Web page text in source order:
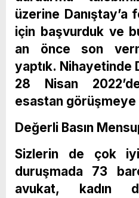
üzerine Danıştay’a
için başvurduk ve
an önce son
yaptık. Nihayetinde
28 Nisan
esastan görüşmeye
Değerli Basın
Sizlerin de çok
duruşmada 73
avukat, kadın